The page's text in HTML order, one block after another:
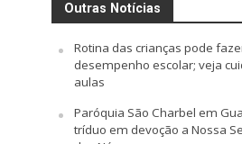
Outras Notícias
Rotina das crianças pode
desempenho escolar; veja
aulas
Paróquia São Charbel em
tríduo em devoção a Nossa